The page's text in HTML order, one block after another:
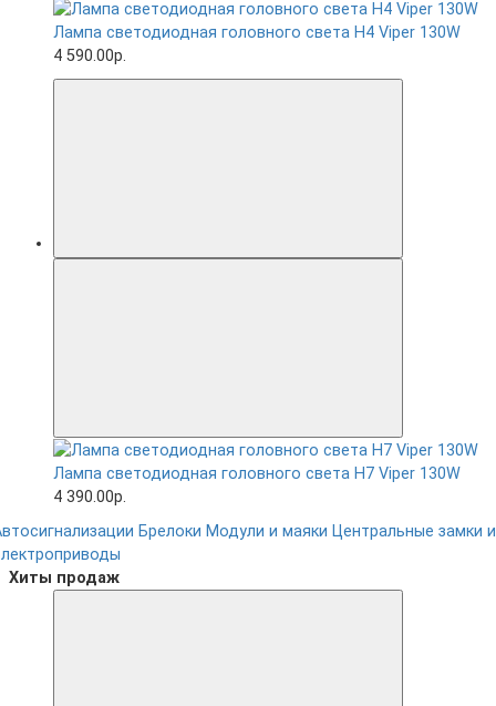
Лампа светодиодная головного света H4 Viper 130W
4 590.00р.
Лампа светодиодная головного света H7 Viper 130W
4 390.00р.
Брелоки Модули и маяки Центральные замки и
Хиты продаж